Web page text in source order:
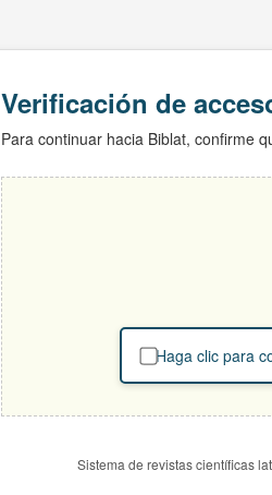
Verificación de
Para continuar hacia Biblat, confirme
Haga clic para
Sistema de revistas científicas